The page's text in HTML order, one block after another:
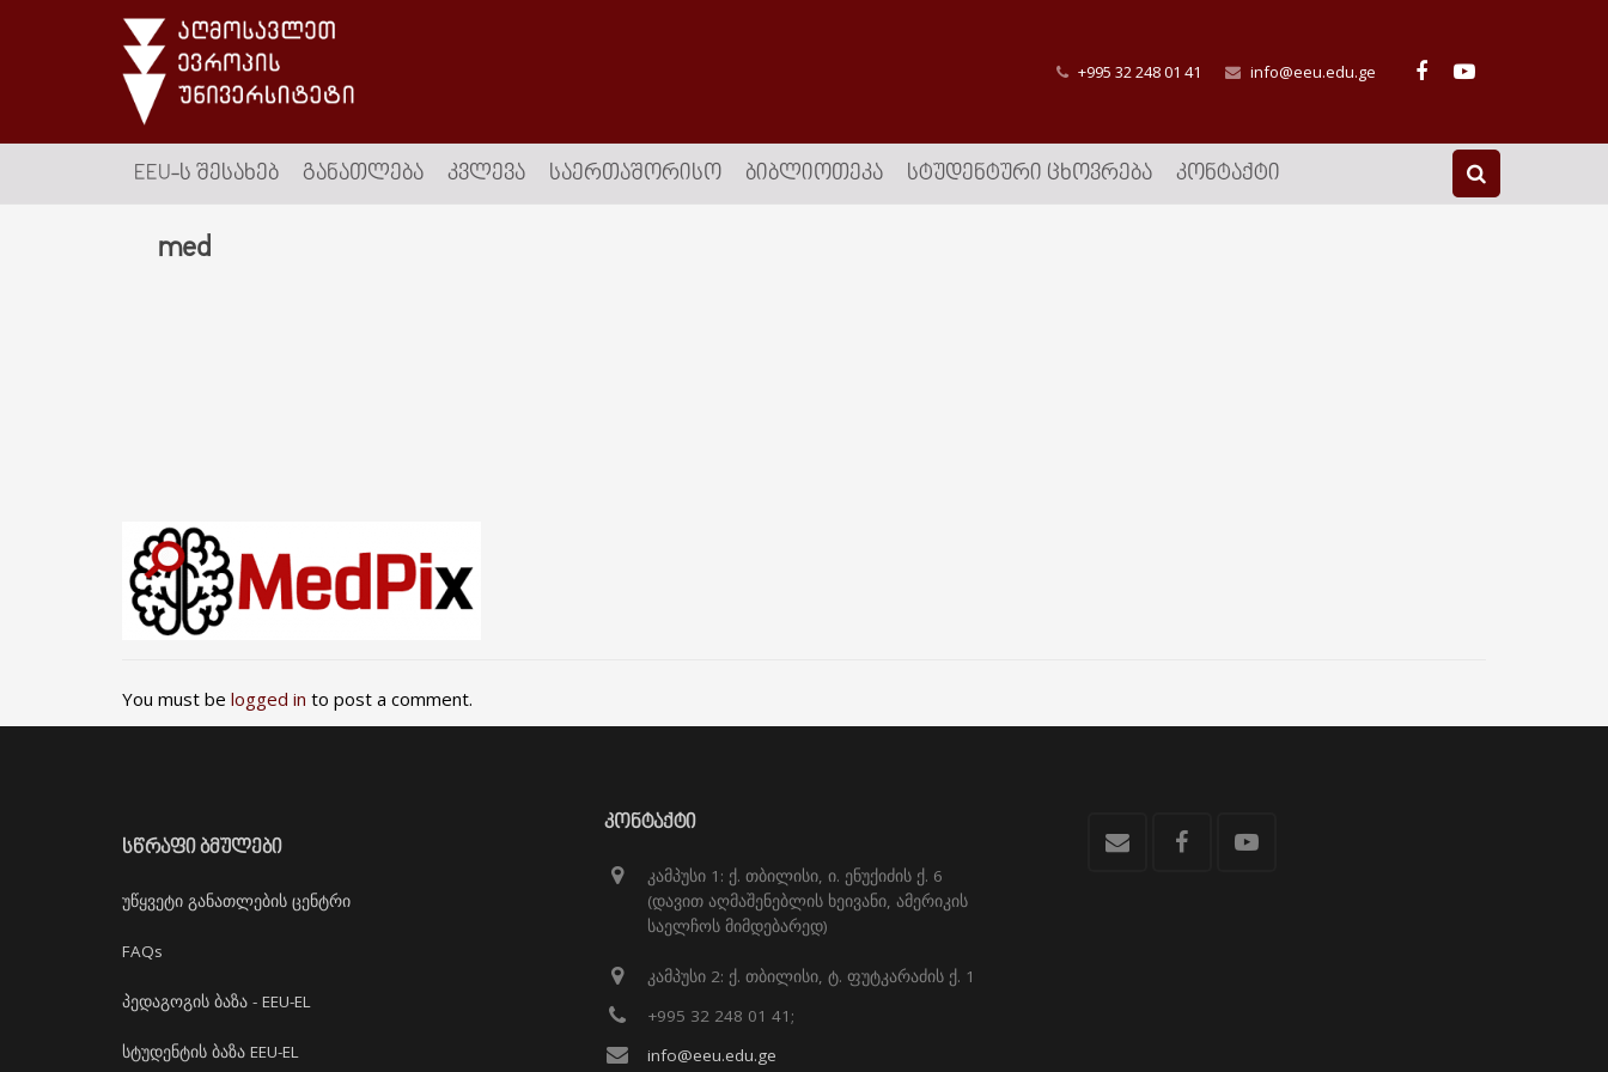
+995 32 248 01 41 info@eeu.edu.ge
EEU-Ს ᲨᲔᲡᲐᲮᲔᲑ ᲒᲐᲜᲐᲗᲚᲔᲑᲐ ᲙᲕᲚᲔᲕᲐ ᲡᲐᲔᲠᲗᲐᲨᲝᲠᲘᲡᲝ ᲑᲘᲑᲚᲘᲝᲗᲔᲙᲐ ᲡᲢᲣᲓᲔᲜᲢᲣᲠᲘ ᲪᲮᲝᲕᲠᲔᲑᲐ ᲙᲝᲜᲢᲐᲥᲢᲘ
med
You must be logged in to post a comment.
ᲡᲬᲠᲐᲤᲘ ᲑᲛᲣᲚᲔᲑᲘ
უწყვეტი განათლების ცენტრი
FAQs
პედაგოგის ბაზა - EEU-EL
სტუდენტის ბაზა EEU-EL
ᲙᲝᲜᲢᲐᲥᲢᲘ
კამპუსი 1: ქ. თბილისი, ი. ენუქიძის ქ. 6
(დავით აღმაშენებლის ხეივანი, ამერიკის
საელჩოს მიმდებარედ)
კამპუსი 2: ქ. თბილისი, ტ. ფუტკარაძის ქ. 1
+995 32 248 01 41;
info@eeu.edu.ge